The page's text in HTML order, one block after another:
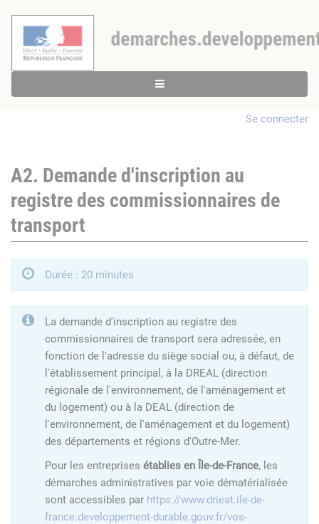
Se connecter
A2. Demande d'inscription au
registre des commissionnaires de
transport
Durée : 20 minutes
La demande d'inscription au registre des
commissionnaires de transport sera adressée, en
fonction de l'adresse du siège social ou, à défaut, de
l'établissement principal, à la DREAL (direction
régionale de l'environnement, de l'aménagement et
du logement) ou à la DEAL (direction de
l'environnement, de l'aménagement et du logement)
des départements et régions d'Outre-Mer.
Pour les entreprises établies en Île-de-France, les
démarches administratives par voie dématérialisée
sont accessibles par https://www.drieat.ile-de-
france.developpement-durable.gouv.fr/vos-